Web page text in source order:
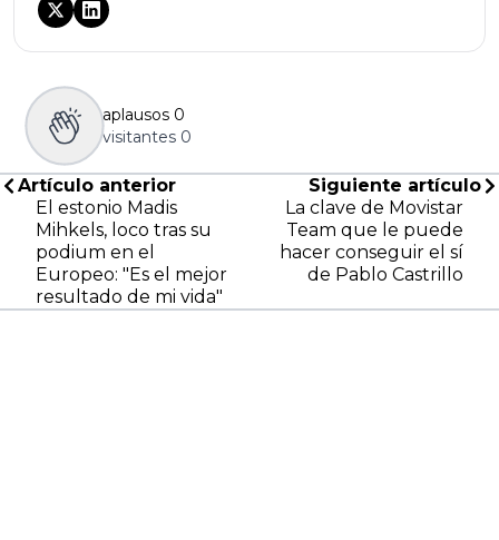
aplausos 0
visitantes 0
Artículo anterior
El estonio Madis
Mihkels, loco tras su
podium en el
Europeo: "Es el mejor
resultado de mi vida"
Siguiente artículo
La clave de Movistar
Team que le puede
hacer conseguir el sí
de Pablo Castrillo